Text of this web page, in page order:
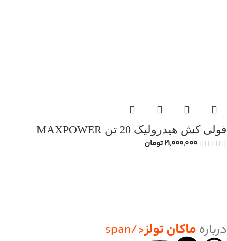
فولی کش هیدرولیک 20 تن MAXPOWER
21,000,000تومان
درباره ماکان تولز</span